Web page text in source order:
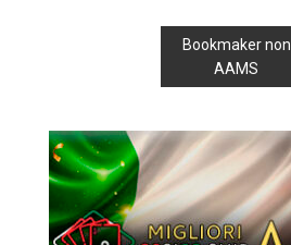
Bookmaker non
AAMS